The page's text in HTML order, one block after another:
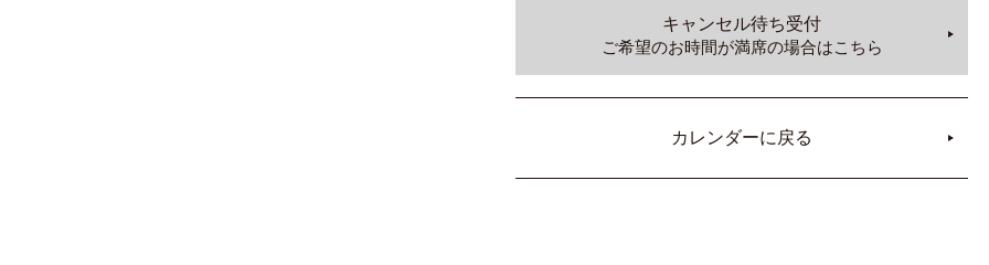
キャンセル待ち受付
ご希望のお時間が満席の場合はこちら
カレンダーに戻る